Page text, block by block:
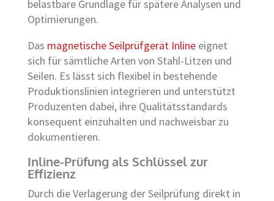
belastbare Grundlage für spätere Analysen und
Optimierungen.
Das magnetische Seilprüfgerät Inlineeignet
sich für sämtliche Arten von Stahl-Litzen und
Seilen. Es lässt sich flexibel in bestehende
Produktionslinien integrieren und unterstützt
Produzenten dabei, ihre Qualitätsstandards
konsequent einzuhalten und nachweisbar zu
dokumentieren.
Inline-Prüfung als Schlüssel zur
Effizienz
Durch die Verlagerung der Seilprüfung direkt in